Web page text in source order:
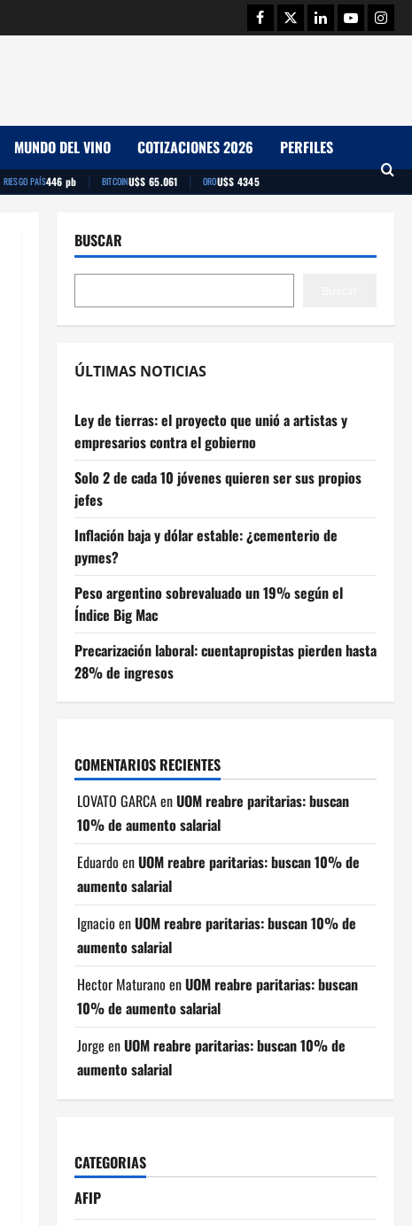
Facebook
TwitterLinkedinYoutube
MUNDO DEL VINO COTIZACIONES 2026 PERFILES
RIESGO PAÍS446 pb | BITCOINU$S 65.061 | OROU$S 4345
BUSCAR
ÚLTIMAS NOTICIAS
Ley de tierras: el proyecto que unió a artistas y
empresarios contra el gobierno
Solo 2 de cada 10 jóvenes quieren ser sus propios
jefes
Inflación baja y dólar estable: ¿cementerio de
pymes?
Peso argentino sobrevaluado un 19% según el
Índice Big Mac
Precarización laboral: cuentapropistas pierden hasta
28% de ingresos
COMENTARIOS RECIENTES
LOVATO GARCAenUOM reabre paritarias: buscan
10% de aumento salarial
Eduardo enUOM reabre paritarias: buscan 10% de
aumento salarial
Ignacio enUOM reabre paritarias: buscan 10% de
aumento salarial
Hector Maturano enUOM reabre paritarias: buscan
10% de aumento salarial
Jorge enUOM reabre paritarias: buscan 10% de
aumento salarial
CATEGORIAS
AFIP